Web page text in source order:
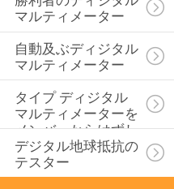
マルティメーター
自動及ぶディジタル
マルティメーター
タイプ ディジタル
マルティメーターを
メンバーからはずし
なさい
デジタル地球抵抗の
テスター